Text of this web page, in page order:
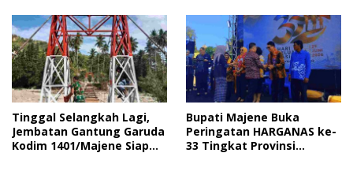
Tanah Air
Tinggal Selangkah Lagi,
Jembatan Gantung Garuda
Kodim 1401/Majene Siap
Bupati Majene Buka
Peringatan HARGANAS ke-
33 Tingkat Provinsi